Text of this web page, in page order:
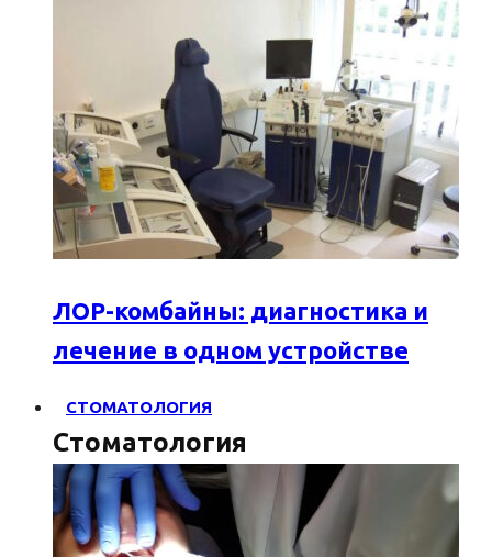
ЛОР-комбайны: диагностика и
лечение в одном устройстве
СТОМАТОЛОГИЯ
Стоматология